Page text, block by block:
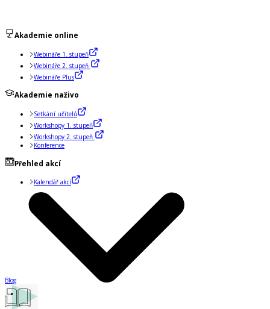
Akademie online
Webináře 1. stupeň
Webináře 2. stupeň
Webináře Plus
Akademie naživo
Setkání učitelů
Workshopy 1. stupeň
Workshopy 2. stupeň
Konference
Přehled akcí
Kalendář akcí
Blog